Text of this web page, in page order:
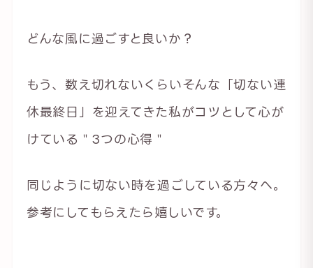
どんな風に過ごすと良いか？
もう、数え切れないくらいそんな「切ない連
休最終日」を迎えてきた私がコツとして心が
けている＂3つの心得＂
同じように切ない時を過ごしている方々へ。
参考にしてもらえたら嬉しいです。